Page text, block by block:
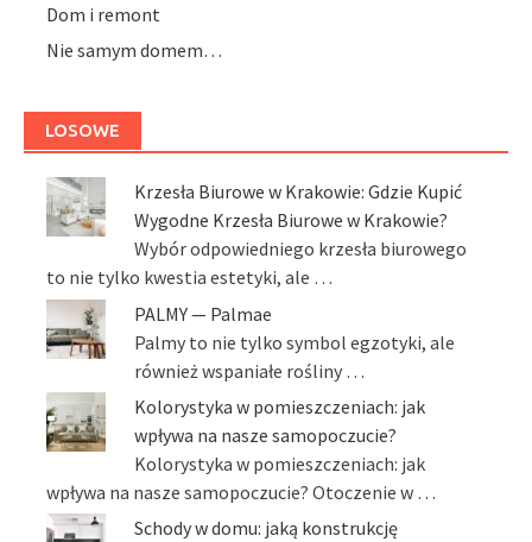
Dom i remont
Nie samym domem…
LOSOWE
Krzesła Biurowe w Krakowie: Gdzie Kupić
Wygodne Krzesła Biurowe w Krakowie?
Wybór odpowiedniego krzesła biurowego
to nie tylko kwestia estetyki, ale …
PALMY — Palmae
Palmy to nie tylko symbol egzotyki, ale
również wspaniałe rośliny …
Kolorystyka w pomieszczeniach: jak
wpływa na nasze samopoczucie?
Kolorystyka w pomieszczeniach: jak
wpływa na nasze samopoczucie? Otoczenie w …
Schody w domu: jaką konstrukcję